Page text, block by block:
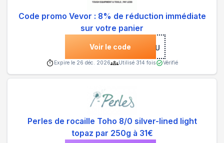
Code promo Vevor : 8% de réduction immédiate
sur votre panier
Voir le code***F8EU
Expire le 26 déc. 2026 Utilisé 314 fois Vérifié
Perles de rocaille Toho 8/0 silver-lined light
topaz par 250g à 31€